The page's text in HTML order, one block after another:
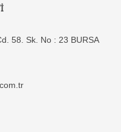
58. Sk. No : 23 BURSA